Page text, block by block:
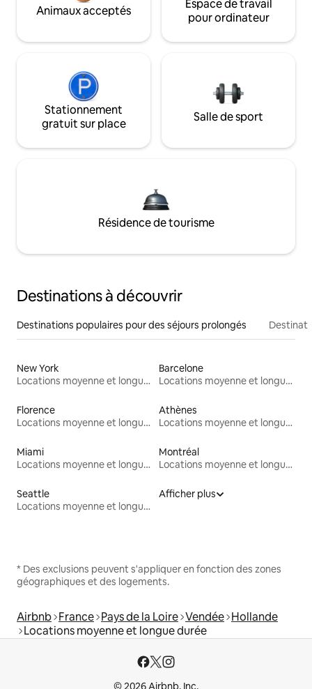
Animaux acceptés
Espace de travail
pour ordinateur
Stationnement
gratuit sur place
Salle de sport
Résidence de tourisme
Destinations à découvrir
Destinations populaires pour des séjours prolongés
New York
Locations moyenne et longue durée
Barcelone
Locations moyenne et longue durée
Florence
Locations moyenne et longue durée
Athènes
Locations moyenne et longue durée
Miami
Locations moyenne et longue durée
Montréal
Locations moyenne et longue durée
Seattle
Locations moyenne et longue durée
Afficher plus
* Des exclusions peuvent s'appliquer en fonction des zones
géographiques et des logements.
Airbnb France Pays de la Loire Vendée Hollande
Locations moyenne et longue durée
© 2026 Airbnb, Inc.